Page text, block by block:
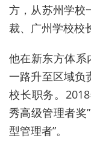
方，从苏州学校
裁、广州学校校
他在新东方体系
一路升至区域负
校长职务。
秀高级管理者奖
型管理者”。